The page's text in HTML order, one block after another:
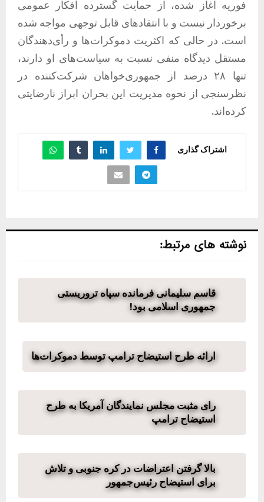
فوریه آغاز شده، از حمایت گسترده افکار عمومی
برخوردار نیست و با انتقادهای قابل توجهی مواجه شده
است. در حالی که اکثریت دموکرات‌ها و رأی‌دهندگان
مستقل دیدگاه منفی نسبت به سیاست‌های او دارند،
تنها ۲۸ درصد از جمهوری‌خواهان شرکت‌کننده در
نظرسنجی از نحوه مدیریت این بحران ابراز نارضایتی
کرده‌اند.
اشتراک گذاری
نوشته های مرتبط:
قاسم سلیمانی فرمانده سپاه تروریستی
جمهوری اسلامی بود!
ارائه طرح استیضاح ترامپ توسط دموکرات‌ها
رای مثبت مجلس نمایندگان آمریکا به طرح
استیضاح ترامپ
بالا گرفتن اعتراضات در کره جنوبی و تلاش
برای استیضاح رئیس‌جمهور